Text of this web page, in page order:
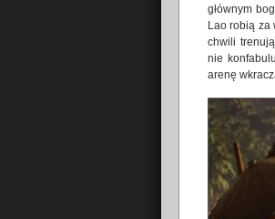
głównym
Lao robią za
chwili
nie
arenę